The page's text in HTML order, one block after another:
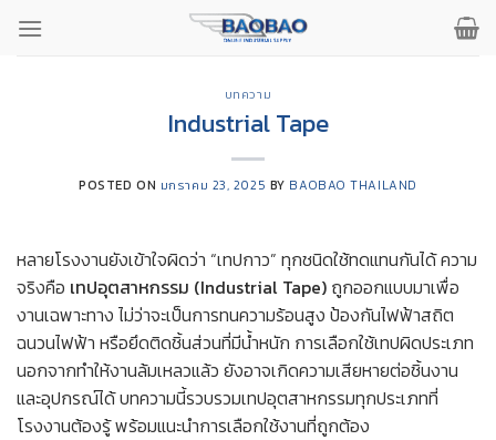
บทความ
Industrial Tape
POSTED ON มกราคม 23, 2025 BY BAOBAO THAILAND
หลายโรงงานยังเข้าใจผิดว่า “เทปกาว” ทุกชนิดใช้ทดแทนกันได้ ความ
จริงคือ เทปอุตสาหกรรม (Industrial Tape) ถูกออกแบบมาเพื่อ
งานเฉพาะทาง ไม่ว่าจะเป็นการทนความร้อนสูง ป้องกันไฟฟ้าสถิต
ฉนวนไฟฟ้า หรือยึดติดชิ้นส่วนที่มีน้ำหนัก การเลือกใช้เทปผิดประเภท
นอกจากทำให้งานล้มเหลวแล้ว ยังอาจเกิดความเสียหายต่อชิ้นงาน
และอุปกรณ์ได้ บทความนี้รวบรวมเทปอุตสาหกรรมทุกประเภทที่
โรงงานต้องรู้ พร้อมแนะนำการเลือกใช้งานที่ถูกต้อง